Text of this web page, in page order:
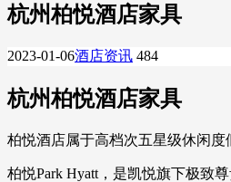
杭州柏悦酒店家具
2023-01-06酒店资讯 484
杭州柏悦酒店家具
柏悦酒店属于高档次五星级休闲度
柏悦Park Hyatt，是凯悦旗下极致